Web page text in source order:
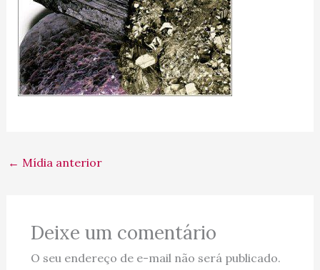
← Mídia anterior
Deixe um comentário
O seu endereço de e-mail não será publicado.